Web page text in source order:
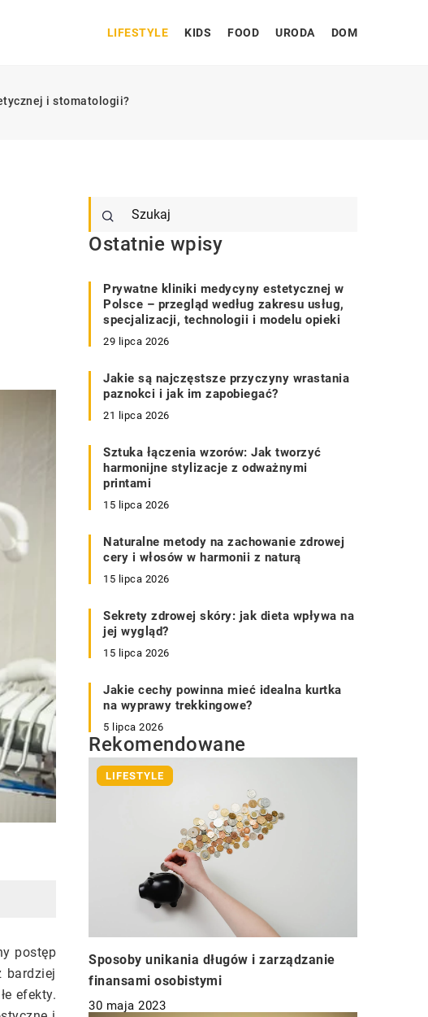
LIFESTYLE KIDS FOOD URODA DOM
i stomatologii?
postęp
bardziej
efekty.
Ostatnie wpisy
Prywatne kliniki medycyny estetycznej w
Polsce – przegląd według zakresu usług,
specjalizacji, technologii i modelu opieki
29 lipca 2026
Jakie są najczęstsze przyczyny wrastania
paznokci i jak im zapobiegać?
21 lipca 2026
Sztuka łączenia wzorów: Jak tworzyć
harmonijne stylizacje z odważnymi
printami
15 lipca 2026
Naturalne metody na zachowanie zdrowej
cery i włosów w harmonii z naturą
15 lipca 2026
Sekrety zdrowej skóry: jak dieta wpływa na
jej wygląd?
15 lipca 2026
Jakie cechy powinna mieć idealna kurtka
na wyprawy trekkingowe?
5 lipca 2026
Rekomendowane
LIFESTYLE
Sposoby unikania długów i zarządzanie
finansami osobistymi
30 maja 2023